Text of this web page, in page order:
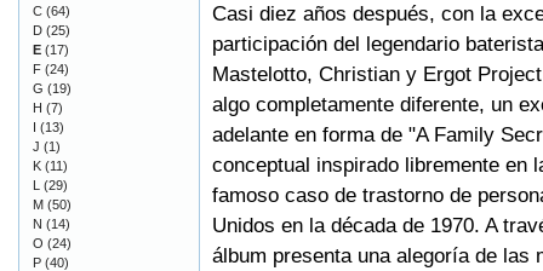
Casi diez años después, con la
participación del legendario
Mastelotto, Christian y Ergot
algo completamente diferente, un
adelante en forma de "A Family
conceptual inspirado libremente en
famoso caso de trastorno de
Unidos en la década de 1970. A
álbum presenta una alegoría de las
C (64)
D (25)
E (17)
F (24)
G (19)
H (7)
I (13)
J (1)
K (11)
L (29)
M (50)
N (14)
O (24)
P (40)